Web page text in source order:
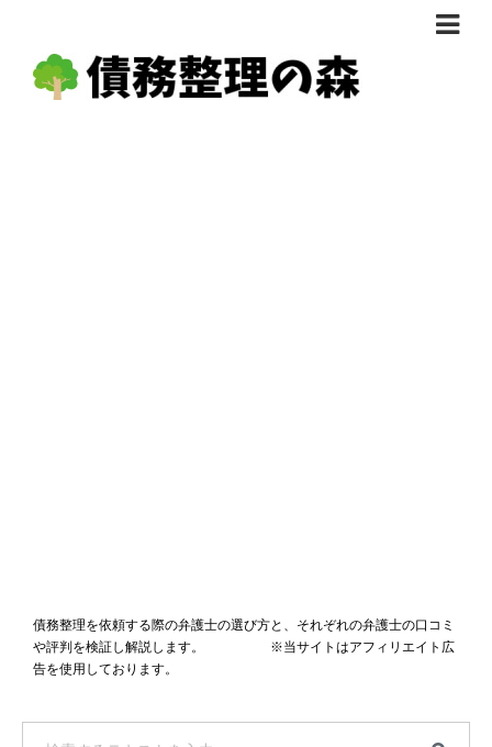
債務整理体験談
債務整理を依頼する際の弁護士の選び方と、それぞれの弁護士の口コミ
や評判を検証し解説します。 ※当サイトはアフィリエイト広
告を使用しております。